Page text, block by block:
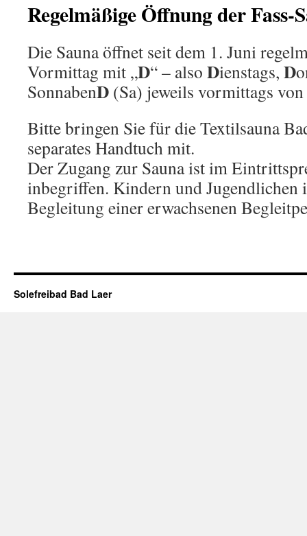
Regelmäßige Öffnung der Fass-
Die Sauna öffnet seit dem 1. Juni
Vormittag mit „D“ – also Dienstags, D
SonnabenD (Sa) jeweils vormittags
Bitte bringen Sie für die Textilsauna
separates Handtuch mit.
Der Zugang zur Sauna ist im
inbegriffen. Kindern und
Begleitung einer erwachsenen
Solefreibad Bad Laer